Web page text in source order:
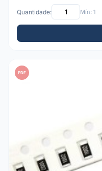
Quantidade: Mín: 1
PDF